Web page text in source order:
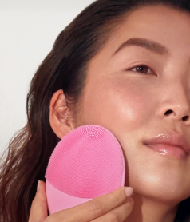
NOVIDADE
FAQ™ Pure Beauty-Tech
BREAKING NEWS
issa™ Teeth Whitening
Idioma
English Deutsch
Français
Italiano
Polski
Svenska
Türkçe
简体中文